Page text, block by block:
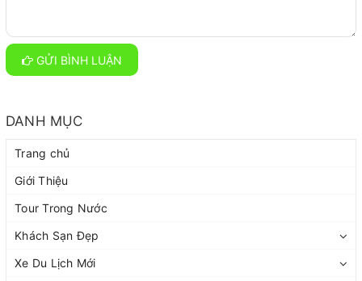
GỬI BÌNH LUẬN
DANH MỤC
Trang chủ
Giới Thiệu
Tour Trong Nước
Khách Sạn Đẹp
Xe Du Lịch Mới